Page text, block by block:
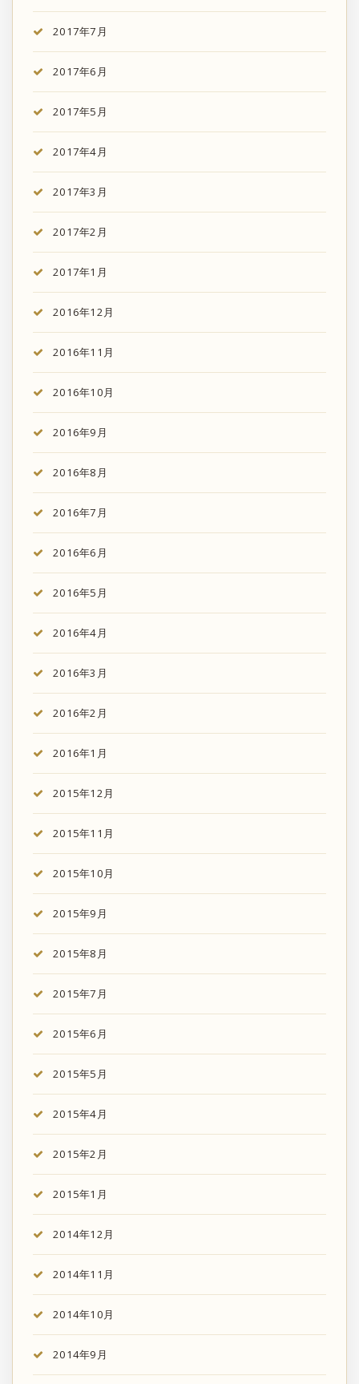
2017年7月
2017年6月
2017年5月
2017年4月
2017年3月
2017年2月
2017年1月
2016年12月
2016年11月
2016年10月
2016年9月
2016年8月
2016年7月
2016年6月
2016年5月
2016年4月
2016年3月
2016年2月
2016年1月
2015年12月
2015年11月
2015年10月
2015年9月
2015年8月
2015年7月
2015年6月
2015年5月
2015年4月
2015年2月
2015年1月
2014年12月
2014年11月
2014年10月
2014年9月